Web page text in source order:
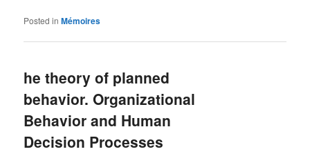
Posted in Mémoires
he theory of planned
behavior. Organizational
Behavior and Human
Decision Processes